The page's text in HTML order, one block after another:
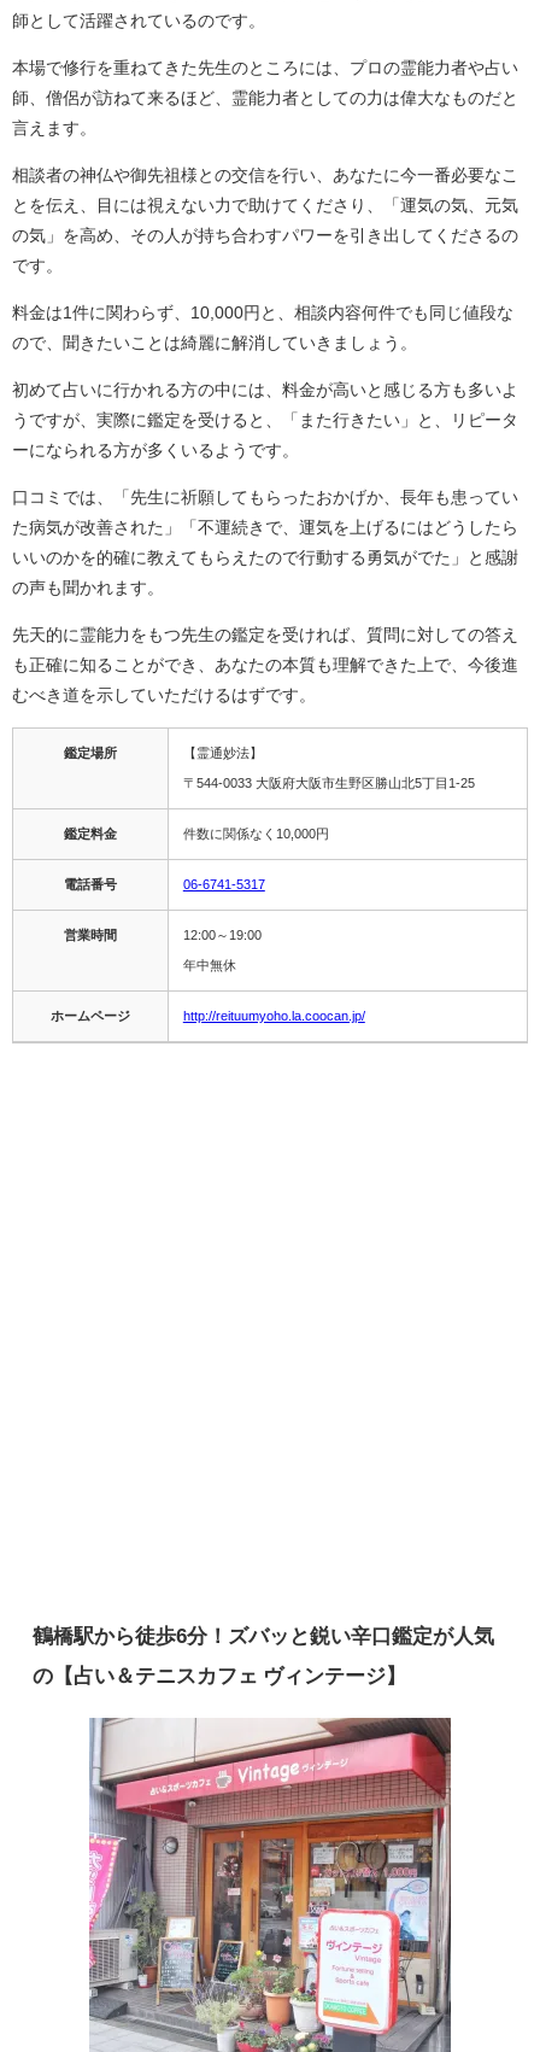
師として活躍されているのです。
本場で修行を重ねてきた先生のところには、プロの霊能力者や占い
師、僧侶が訪ねて来るほど、霊能力者としての力は偉大なものだと
言えます。
相談者の神仏や御先祖様との交信を行い、あなたに今一番必要なこ
とを伝え、目には視えない力で助けてくださり、「運気の気、元気
の気」を高め、その人が持ち合わすパワーを引き出してくださるの
です。
料金は1件に関わらず、10,000円と、相談内容何件でも同じ値段な
ので、聞きたいことは綺麗に解消していきましょう。
初めて占いに行かれる方の中には、料金が高いと感じる方も多いよ
うですが、実際に鑑定を受けると、「また行きたい」と、リピータ
ーになられる方が多くいるようです。
口コミでは、「先生に祈願してもらったおかげか、長年も患ってい
た病気が改善された」「不運続きで、運気を上げるにはどうしたら
いいのかを的確に教えてもらえたので行動する勇気がでた」と感謝
の声も聞かれます。
先天的に霊能力をもつ先生の鑑定を受ければ、質問に対しての答え
も正確に知ることができ、あなたの本質も理解できた上で、今後進
むべき道を示していただけるはずです。
鑑定場所 【霊通妙法】
〒544-0033 大阪府大阪市生野区勝山北5丁目1-25
鑑定料金 件数に関係なく10,000円
電話番号 06-6741-5317
営業時間 12:00～19:00
年中無休
ホームページ http://reituumyoho.la.coocan.jp/
鶴橋駅から徒歩6分！ズバッと鋭い辛口鑑定が人気
の【占い＆テニスカフェ ヴィンテージ】